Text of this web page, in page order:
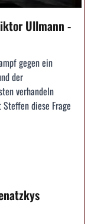
Ullmann -
gegen ein
der
verhandeln
diese Frage